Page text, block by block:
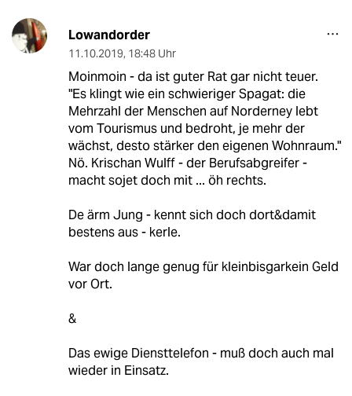
Lowandorder
11.10.2019, 18:48 Uhr
Moinmoin - da ist guter Rat gar nicht teuer.
"Es klingt wie ein schwieriger Spagat: die
Mehrzahl der Menschen auf Norderney lebt
vom Tourismus und bedroht, je mehr der
wächst, desto stärker den eigenen Wohnraum."
Nö. Krischan Wulff - der Berufsabgreifer -
macht sojet doch mit ... öh rechts.
De ärm Jung - kennt sich doch dort&damit
bestens aus - kerle.
War doch lange genug für kleinbisgarkein Geld
vor Ort.
&
Das ewige Diensttelefon - muß doch auch mal
wieder in Einsatz.